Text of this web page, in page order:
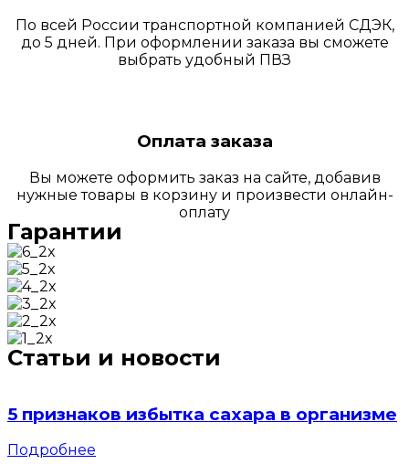
По всей России транспортной компанией СДЭК,
до 5 дней. При оформлении заказа вы сможете
выбрать удобный ПВЗ
Оплата заказа
Вы можете оформить заказ на сайте, добавив
нужные товары в корзину и произвести онлайн-
оплату
Гарантии
Статьи и новости
5 признаков избытка сахара в организме
Подробнее